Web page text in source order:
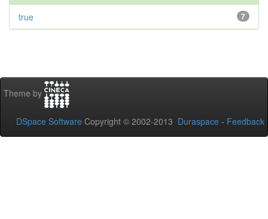
7
true
Theme by
DSpace Software Copyright © 2002-2013 Duraspace - Feedback